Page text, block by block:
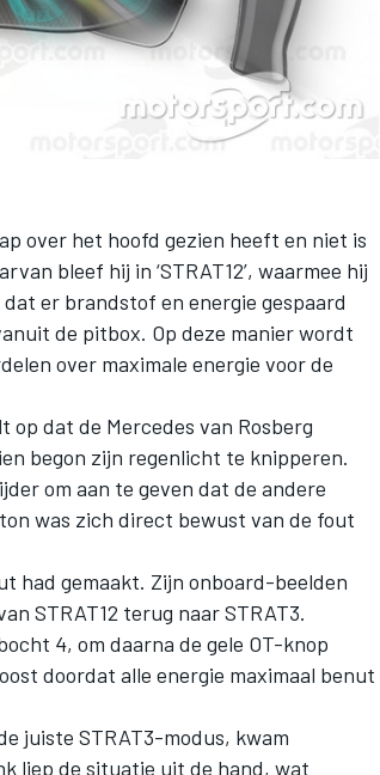
over het hoofd gezien heeft en niet is
bleef hij in ‘STRAT12’, waarmee hij
er brandstof en energie gespaard
de pitbox. Op deze manier wordt
over maximale energie voor de
dat de Mercedes van Rosberg
begon zijn regenlicht te knipperen.
om aan te geven dat de andere
was zich direct bewust van de fout
had gemaakt. Zijn onboard-beelden
STRAT12 terug naar STRAT3.
4, om daarna de gele OT-knop
doordat alle energie maximaal benut
juiste STRAT3-modus, kwam
liep de situatie uit de hand, wat